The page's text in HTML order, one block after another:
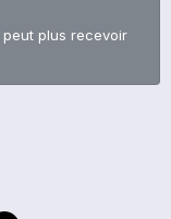
plus recevoir